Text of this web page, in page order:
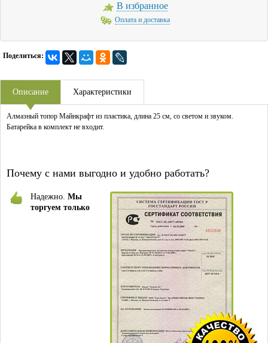
В избранное
Оплата и доставка
Поделиться:
Описание Характеристики
Алмазный топор Майнкрафт из пластика, длина 25 см, со светом и звуком.
Батарейка в комплект не входит.
Почему с нами выгодно и удобно работать?
Надежно. Мы
торгуем только